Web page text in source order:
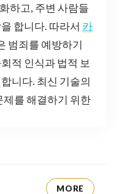
하고, 주변 사람들
합니다. 따라서 카
범죄를 예방하기
적 인식과 법적 보
니다. 최신 기술의
제를 해결하기 위한
MORE